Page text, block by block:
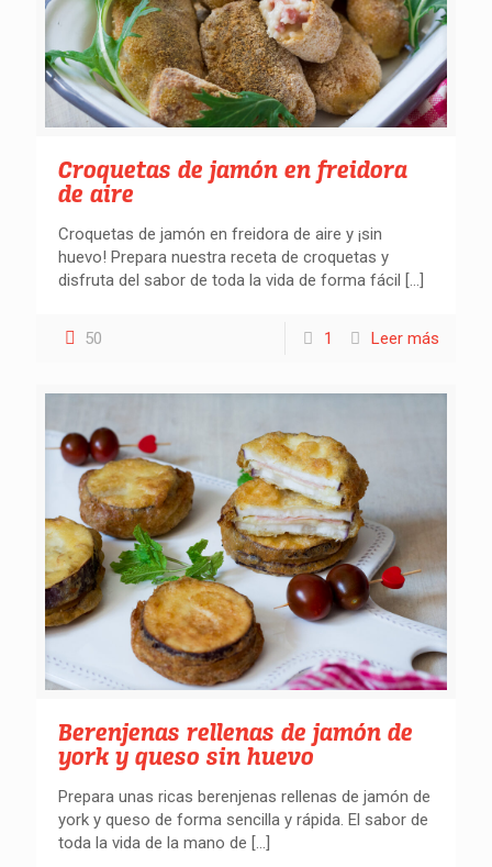
Croquetas de jamón en freidora
de aire
Croquetas de jamón en freidora de aire y ¡sin
huevo! Prepara nuestra receta de croquetas y
disfruta del sabor de toda la vida de forma fácil […]
50 1 Leer más
Berenjenas rellenas de jamón de
york y queso sin huevo
Prepara unas ricas berenjenas rellenas de jamón de
york y queso de forma sencilla y rápida. El sabor de
toda la vida de la mano de […]